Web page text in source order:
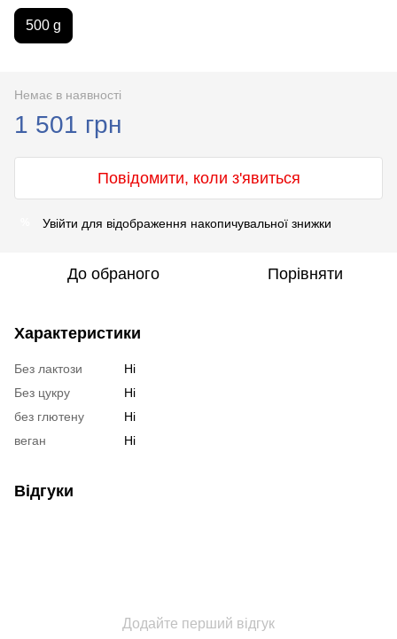
500 g
Немає в наявності
1 501 грн
Повідомити, коли з'явиться
Увійти для відображення накопичувальної знижки
До обраного Порівняти
Характеристики
Без лактози
Ні
Без цукру
Ні
без глютену
Ні
веган
Ні
Відгуки
Додайте перший відгук